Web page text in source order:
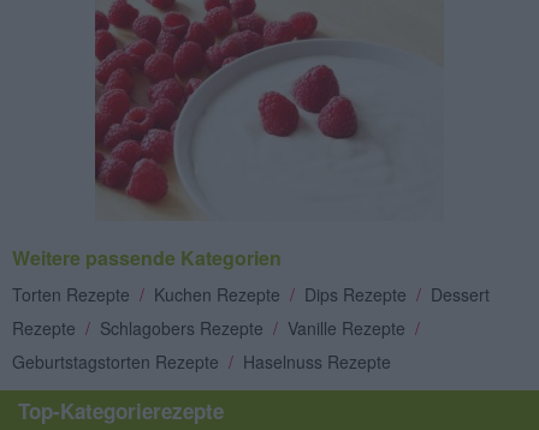
Weitere passende Kategorien
Torten Rezepte / Kuchen Rezepte / Dips Rezepte / Dessert
Rezepte / Schlagobers Rezepte / Vanille Rezepte /
Geburtstagstorten Rezepte / Haselnuss Rezepte
Top-Kategorierezepte